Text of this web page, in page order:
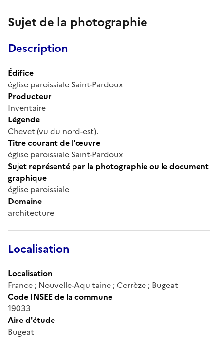
Sujet de la photographie
Description
Édifice
église paroissiale Saint-Pardoux
Producteur
Inventaire
Légende
Chevet (vu du nord-est).
Titre courant de l'œuvre
église paroissiale Saint-Pardoux
Sujet représenté par la photographie ou le document
graphique
église paroissiale
Domaine
architecture
Localisation
Localisation
France ; Nouvelle-Aquitaine ; Corrèze ; Bugeat
Code INSEE de la commune
19033
Aire d'étude
Bugeat